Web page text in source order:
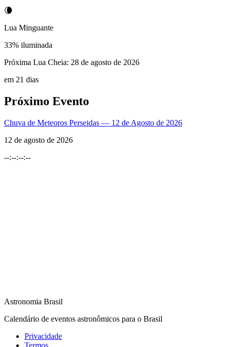
🌘
Lua Minguante
33% iluminada
Próxima Lua Cheia: 28 de agosto de 2026
em 21 dias
Próximo Evento
Chuva de Meteoros Perseidas — 12 de Agosto de 2026
12 de agosto de 2026
--:--:--:--
Astronomia Brasil
Calendário de eventos astronômicos para o Brasil
Privacidade
Termos